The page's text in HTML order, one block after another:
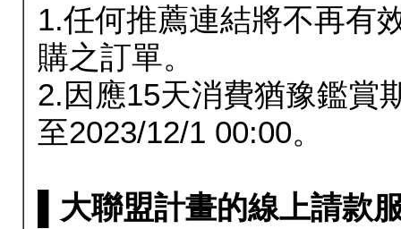
1.任何推薦連結將不再有
購之訂單。
2.因應15天消費猶豫鑑賞
至2023/12/1 00:00。
▌大聯盟計畫的線上請款